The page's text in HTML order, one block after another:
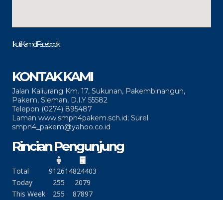
Ikuti Kami di Facebook
KONTAK KAMI
Jalan Kaliurang Km. 17, Sukunan, Pakembinangun,
Pakem, Sleman, D.I.Y 55582
Telepon (0274) 895487
Laman www.smpn4pakem.sch.id; Surel
smpn4_pakem@yahoo.co.id
Rincian Pengunjung
Total 91261 4824403
Today
255
2079
This Week
255
87897